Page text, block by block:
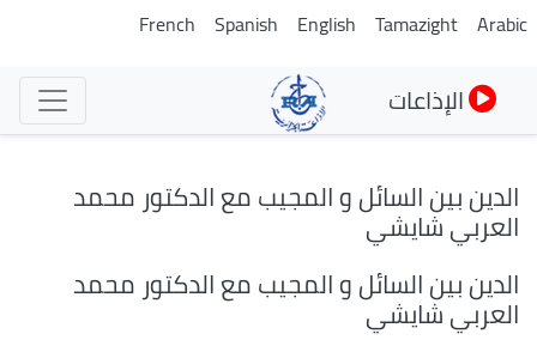
تجاوز
Arabic
Tamazight
English
Spanish
French
الإذاعات
الدين بين السائل و المجيب مع الدكتور محمد
العربي شايشي
الدين بين السائل و المجيب مع الدكتور محمد
العربي شايشي